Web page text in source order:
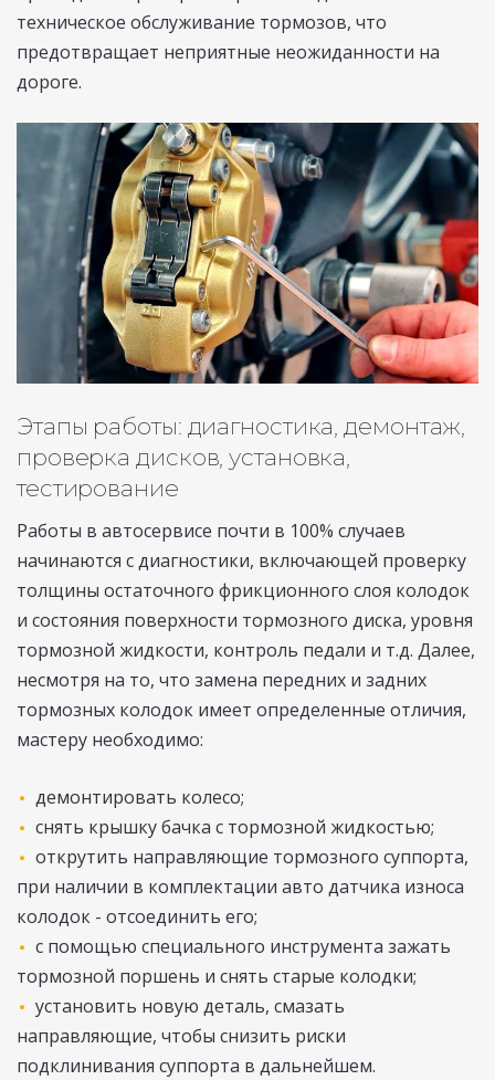
техническое обслуживание тормозов, что
предотвращает неприятные неожиданности на
дороге.
Этапы работы: диагностика, демонтаж,
проверка дисков, установка,
тестирование
Работы в автосервисе почти в 100% случаев
начинаются с диагностики, включающей проверку
толщины остаточного фрикционного слоя колодок
и состояния поверхности тормозного диска, уровня
тормозной жидкости, контроль педали и т.д. Далее,
несмотря на то, что замена передних и задних
тормозных колодок имеет определенные отличия,
мастеру необходимо:
демонтировать колесо;
снять крышку бачка с тормозной жидкостью;
открутить направляющие тормозного суппорта,
при наличии в комплектации авто датчика износа
колодок - отсоединить его;
с помощью специального инструмента зажать
тормозной поршень и снять старые колодки;
установить новую деталь, смазать
направляющие, чтобы снизить риски
подклинивания суппорта в дальнейшем.